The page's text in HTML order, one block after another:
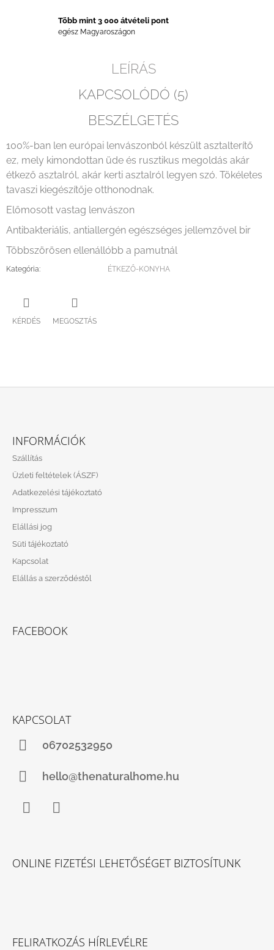
Több mint 3 000 átvételi pont
egész Magyaroszágon
LEÍRÁS
KAPCSOLÓDÓ (5)
BESZÉLGETÉS
100%-ban len európai lenvászonból készült asztalterítő
ez, mely kimondottan üde és rusztikus megoldás akár
étkező asztalról, akár kerti asztalról legyen szó. Tökéletes
tavaszi kiegészítője otthonodnak.
Előmosott vastag lenvászon
Antibakteriális, antiallergén egészséges jellemzővel bir
Többszörösen ellenállóbb a pamutnál
Kategória: ÉTKEZŐ-KONYHA
KÉRDÉS MEGOSZTÁS
INFORMÁCIÓK
Szállítás
Üzleti feltételek (ÁSZF)
Adatkezelési tájékoztató
Impresszum
Elállási jog
Süti tájékoztató
Kapcsolat
Elállás a szerződéstől
FACEBOOK
KAPCSOLAT
06702532950
hello@thenaturalhome.hu
ONLINE FIZETÉSI LEHETŐSÉGET BIZTOSÍTUNK
FELIRATKOZÁS HÍRLEVÉLRE